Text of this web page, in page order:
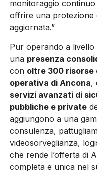
monitoraggio
offrire una protezione
aggiornata.”
Pur operando a
una presenza
con oltre 300 risorse
operativa di Ancona,
servizi avanzati di
pubbliche e private
aggiungono a una
consulenza,
videosorveglianza,
che rende l’offerta di
completa e unica nel